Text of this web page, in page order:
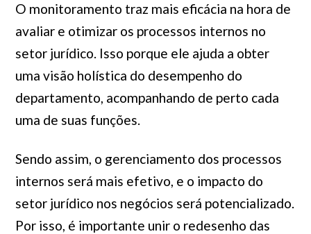
O monitoramento traz mais eficácia na hora de
avaliar e otimizar os processos internos no
setor jurídico. Isso porque ele ajuda a obter
uma visão holística do desempenho do
departamento, acompanhando de perto cada
uma de suas funções.
Sendo assim, o gerenciamento dos processos
internos será mais efetivo, e o impacto do
setor jurídico nos negócios será potencializado.
Por isso, é importante unir o redesenho das